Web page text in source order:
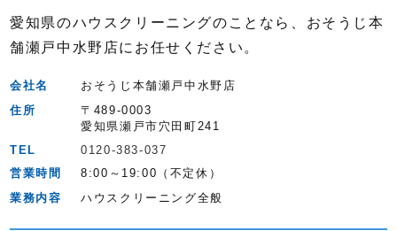
愛知県のハウスクリーニングのことなら、おそうじ本
舗瀬戸中水野店にお任せください。
会社名
おそうじ本舗瀬戸中水野店
住所
〒489-0003
愛知県瀬戸市穴田町241
TEL
0120-383-037
営業時間
8:00～19:00（不定休）
業務内容
ハウスクリーニング全般